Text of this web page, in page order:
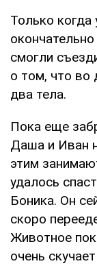
Только когда
смогли
о том, что во
два тела.
Пока еще
Даша и Иван
этим
удалось
Боника. Он
скоро
Животное
очень